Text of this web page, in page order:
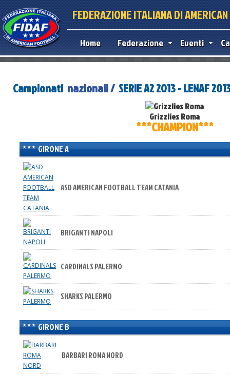
FEDERAZIONE ITALIANA DI
Home Federazione Eventi
Campionati nazionali / SERIE A2 2013 - LENAF
Grizzlies Roma
***CHAMPION***
GIRONE A
ASD AMERICAN FOOTBALL TEAM CATANIA
BRIGANTI NAPOLI
CARDINALS PALERMO
SHARKS PALERMO
GIRONE B
BARBARI ROMA NORD